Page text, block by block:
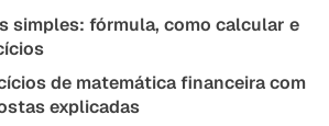
simples: fórmula, como calcular e
de matemática financeira com
explicadas